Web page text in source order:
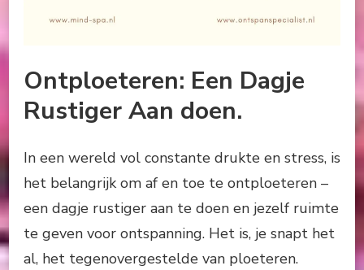
Ontploeteren: Een Dagje
Rustiger Aan doen.
In een wereld vol constante drukte en stress, is
het belangrijk om af en toe te ontploeteren –
een dagje rustiger aan te doen en jezelf ruimte
te geven voor ontspanning. Het is, je snapt het
al, het tegenovergestelde van ploeteren.